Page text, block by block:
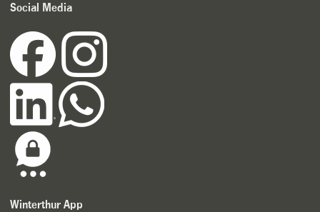
Social Media
Winterthur App